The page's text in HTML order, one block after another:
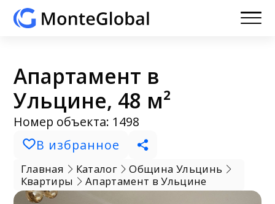
Апартамент в
Ульцине, 48 м²
Номер объекта: 1498
В избранное
Главная Каталог
Община Ульцинь
Квартиры
Апартамент в Ульцине